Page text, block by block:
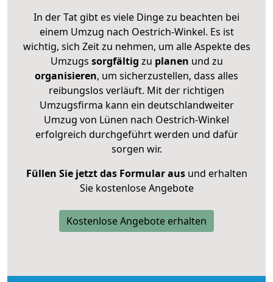
In der Tat gibt es viele Dinge zu beachten bei
einem Umzug nach Oestrich-Winkel. Es ist
wichtig, sich Zeit zu nehmen, um alle Aspekte des
Umzugs sorgfältig zu planen und zu
organisieren, um sicherzustellen, dass alles
reibungslos verläuft. Mit der richtigen
Umzugsfirma kann ein deutschlandweiter
Umzug von Lünen nach Oestrich-Winkel
erfolgreich durchgeführt werden und dafür
sorgen wir.
Füllen Sie jetzt das Formular ausund erhalten
Sie kostenlose Angebote
Kostenlose Angebote erhalten